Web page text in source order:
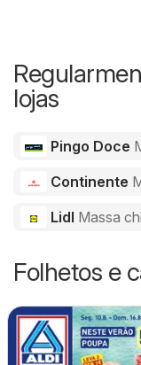
lojas
Pingo Doce
Continente
Lidl Massa
Folhetos e